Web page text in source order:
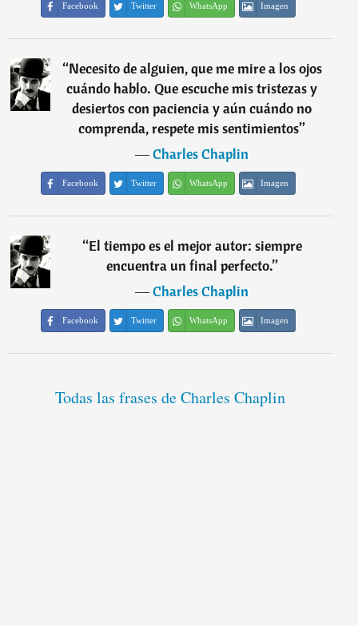
Facebook Twitter WhatsApp Imagen
“Necesito de alguien, que me mire a los ojos
cuándo hablo. Que escuche mis tristezas y
desiertos con paciencia y aún cuándo no
comprenda, respete mis sentimientos”
―Charles Chaplin
Facebook Twitter WhatsApp Imagen
“El tiempo es el mejor autor: siempre
encuentra un final perfecto.”
―Charles Chaplin
Facebook Twitter WhatsApp Imagen
Todas las frases de Charles Chaplin